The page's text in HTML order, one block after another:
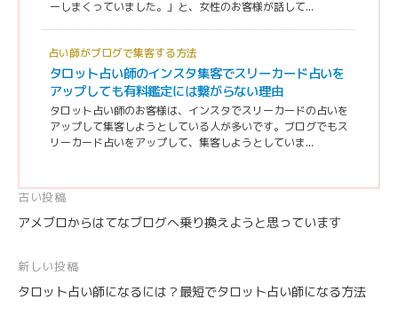
ーしまくっていました。」と、女性のお客様が話して...
占い師がブログで集客する方法
タロット占い師のインスタ集客でスリーカード占いを
アップしても有料鑑定には繋がらない理由
タロット占い師のお客様は、インスタでスリーカードの占いを
アップして集客しようとしている人が多いです。ブログでもス
リーカード占いをアップして、集客しようとしていま...
投
稿
ナ
ビ
古い投稿
アメブロからはてなブログへ乗り換えようと思っています
新しい投稿
タロット占い師になるには？最短でタロット占い師になる方法